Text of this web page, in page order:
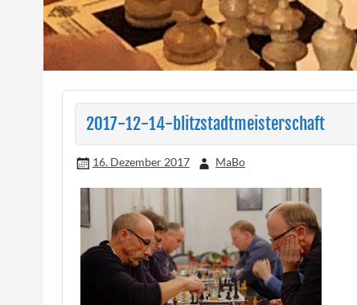
2017-12-14-blitzstadtmeisterschaft
16. Dezember 2017 MaBo